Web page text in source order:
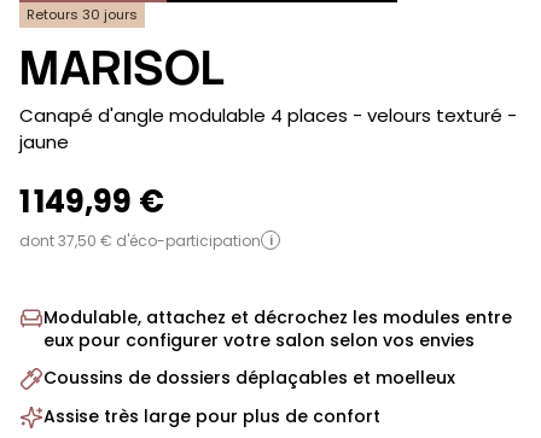
Retours 30 jours
MARISOL
-
Canapé d'angle modulable 4 places - velours texturé -
jaune
1 149,99 €
dont 37,50 € d'éco-participation i
Modulable, attachez et décrochez les modules entre
eux pour configurer votre salon selon vos envies
Coussins de dossiers déplaçables et moelleux
Assise très large pour plus de confort